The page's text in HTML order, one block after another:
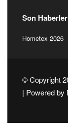
Son Haberler
Hometex 2026
© Copyright
| Powered by